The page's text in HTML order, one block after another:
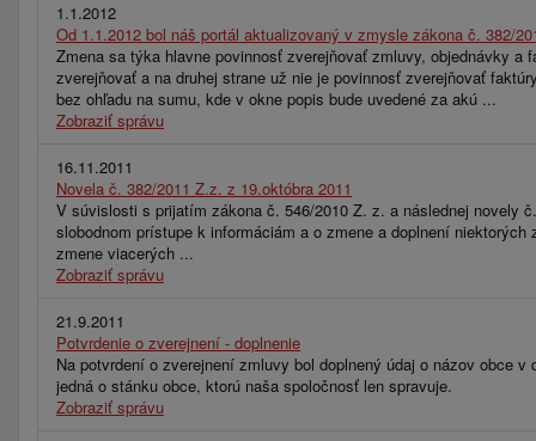
1.1.2012
Od 1.1.2012 bol náš portál aktualizovaný v zmysle zákona č. 382/
Zmena sa týka hlavne povinnosť zverejňovať zmluvy, objednávky a
zverejňovať a na druhej strane už nie je povinnosť zverejňovať
bez ohľadu na sumu, kde v okne popis bude uvedené za akú ...
Zobraziť správu
16.11.2011
Novela č. 382/2011 Z.z. z 19.októbra 2011
V súvislosti s prijatím zákona č. 546/2010 Z. z. a následnej novely
slobodnom prístupe k informáciám a o zmene a doplnení
zmene viacerých ...
Zobraziť správu
21.9.2011
Potvrdenie o zverejnení - doplnenie
Na potvrdení o zverejnení zmluvy bol doplnený údaj o názov obce
jedná o stánku obce, ktorú naša spoločnosť len spravuje.
Zobraziť správu